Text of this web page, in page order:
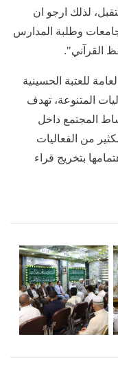
لذلك ارجو ان
وطلبة المدارس
القرآني".
للعتبة الحسينية
المتنوعة، تهدف
المجتمع داخل
من الفعاليات
بتخريج قراء